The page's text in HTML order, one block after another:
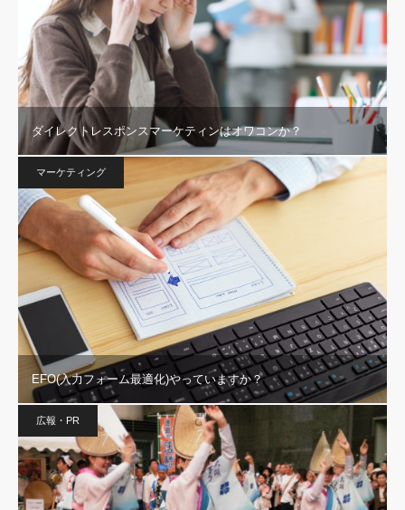
ダイレクトレスポンスマーケティンはオワコンか？
マーケティング
EFO(入力フォーム最適化)やっていますか？
広報・PR